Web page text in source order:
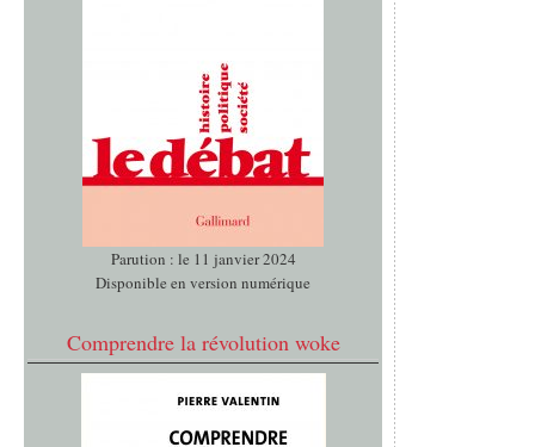
Parution : le 11 janvier 2024
Disponible en version numérique
Comprendre la révolution woke